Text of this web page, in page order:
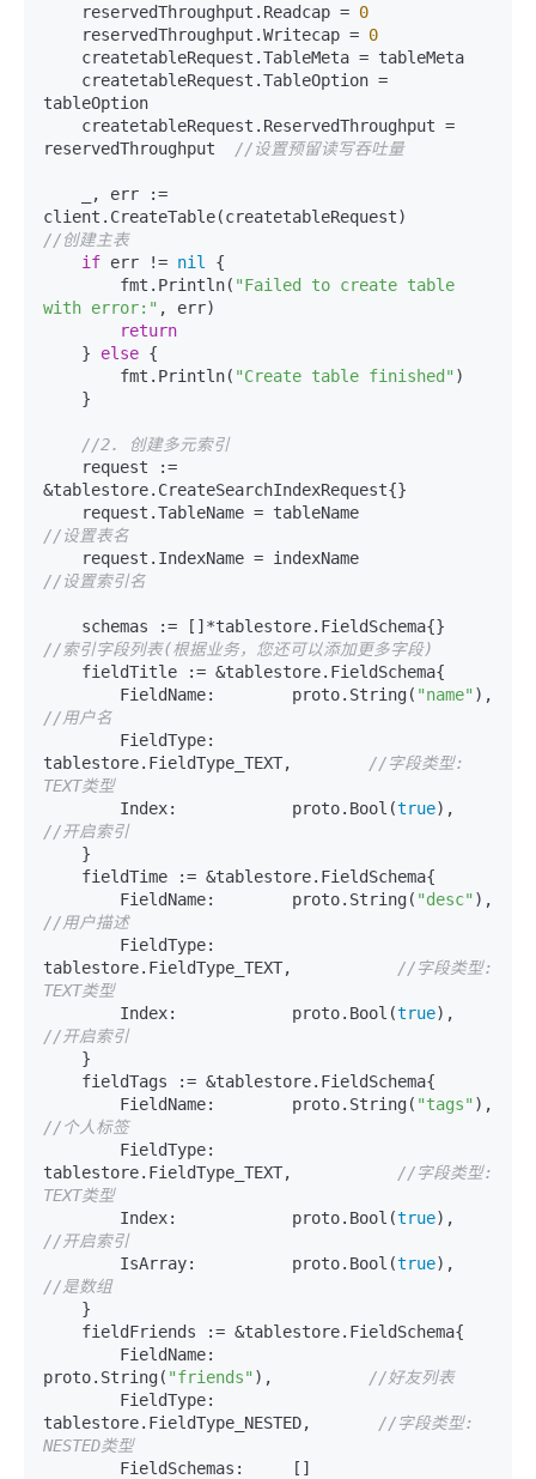
    reservedThroughput.Readcap =
0
    reservedThroughput.Writecap =
0
tableOption
reservedThroughput
//设置预留读写吞吐量
//创建主表
if err != nil
{
        fmt.Println(
"Failed to create table
with error:" , err)
return
    }
else {
        fmt.Println(
"Create table finished" )
//2. 创建多元索引
&tablestore.CreateSearchIndexRequest{}
//设置表名
//设置索引名
//索引字段列表(根据业务，您还可以添加更多字段)
        FieldName:        proto.String(
"name"
//用户名
tablestore.FieldType_TEXT,
//字段类型:
TEXT类型
        Index:            proto.Bool(
true
//开启索引
        FieldName:        proto.String(
"desc"
//用户描述
tablestore.FieldType_TEXT,
//字段类型:
TEXT类型
        Index:            proto.Bool(
true
//开启索引
        FieldName:        proto.String(
"tags"
//个人标签
tablestore.FieldType_TEXT,
//字段类型:
TEXT类型
        Index:            proto.Bool(
true
//开启索引
        IsArray:          proto.Bool(
true
//是数组
proto.String( "friends" ),
//好友列表
tablestore.FieldType_NESTED,
//字段类型:
NESTED类型